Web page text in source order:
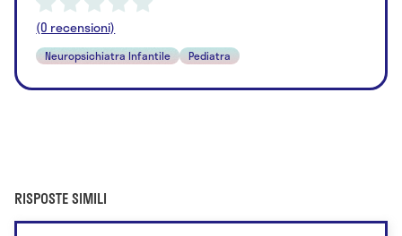
(0 recensioni)
Neuropsichiatra Infantile Pediatra
RISPOSTE SIMILI